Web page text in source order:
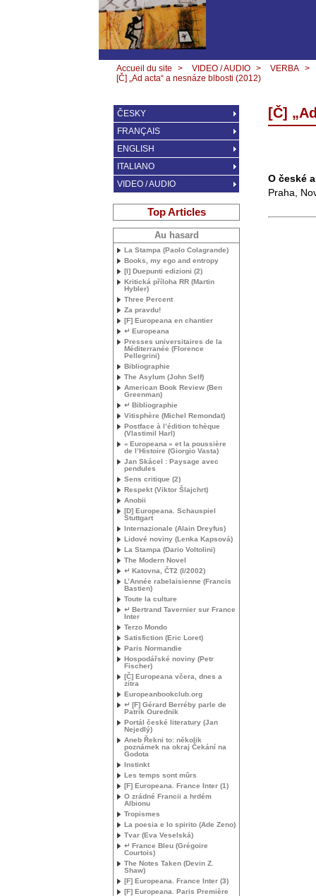
Accueil du site > VIDEO / AUDIO > VERBA >
[Č] „Ad acta“ a nesnáze blbosti (2012)
[Č]
O české
Praha,
ČESKY
FRANÇAIS
ENGLISH
ITALIANO
VIDEO / AUDIO
Top Articles
Au hasard
La Stampa (Paolo Colagrande)
Books, my ego and entropy
[I] Duepunti edizioni (2)
Kritická příloha RR (Martin
Hybler)
Three Percent
Za pravdu!
[F] Europeana en chantier
↵ Europeana
Presses universitaires de la
Méditerranée (Florence
Pellegrini)
Bibliographie
The Asylum (John Self)
American Book Review (Ben
Greenman)
↵ Bibliographie
Vitisphère (Michel Remondat)
Postface à l’édition tchèque
(Vlastimil Harl)
« Europeana » et la poussière
de l’Histoire (Giorgio Vasta)
Jan Skácel : Paysage avec
pendules
Sens critique (2)
Respekt (Viktor Šlajchrt)
Anobii
[D] Europeana. Schauspiel
Stuttgart
Internazionale (Alain Dreyfus)
Lidové noviny (Lenka Kapsová)
La Stampa (Dario Voltolini)
The Modern Novel
↵ Katovna, ČT2 (I/2002)
L’Année rabelaisienne (Francis
Bastien)
Toute la culture
↵ Bertrand Tavernier sur France
Inter
Terzo Mondo
Satisfiction (Eric Loret)
Paris Normandie
Hospodářské noviny (Petr
Fischer)
[Č] Europeana včera, dnes a
zítra
Europeanbookclub.org
↵ [F] Gérard Berréby parle de
Patrik Ourednik
Portál české literatury (Jan
Nejedlý)
Aneb Řekni to: několik
poznámek na okraj Čekání na
Godota
Instinkt
Les temps sont mûrs
[F] Europeana. France Inter (1)
O zrádné Francii a hrdém
Albionu
Tropismes
La poesia e lo spirito (Ade Zeno)
Tvar (Eva Veselská)
↵ France Bleu (Grégoire
Courtois)
The Notes Taken (Devin Z.
Shaw)
[F] Europeana. France Inter (3)
[F] Europeana. Paris Première